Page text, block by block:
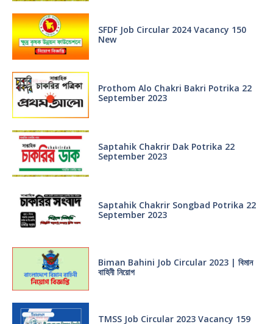
SFDF Job Circular 2024 Vacancy 150
New
Prothom Alo Chakri Bakri Potrika 22
September 2023
Saptahik Chakrir Dak Potrika 22
‍September 2023
Saptahik Chakrir Songbad Potrika 22
September 2023
Biman Bahini Job Circular 2023 | বিমান
বাহিনী নিয়োগ
TMSS Job Circular 2023 Vacancy 159